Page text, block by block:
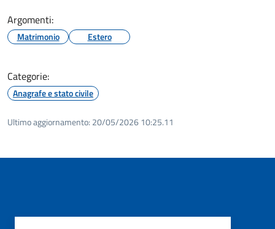
Argomenti:
Matrimonio Estero
Categorie:
Anagrafe e stato civile
Ultimo aggiornamento: 20/05/2026 10:25.11